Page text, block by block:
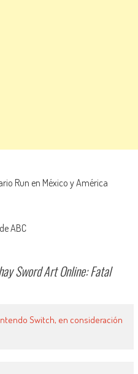
Run en México y América
ABC
Sword Art Online: Fatal
Switch, en consideración